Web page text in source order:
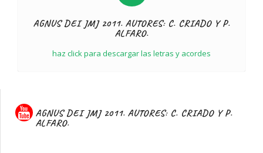
AGNUS DEI JMJ 2011. AUTORES: C. CRIADO Y P.
ALFARO.
haz click para descargar las letras y acordes
AGNUS DEI JMJ 2011. AUTORES: C. CRIADO Y P.
ALFARO.